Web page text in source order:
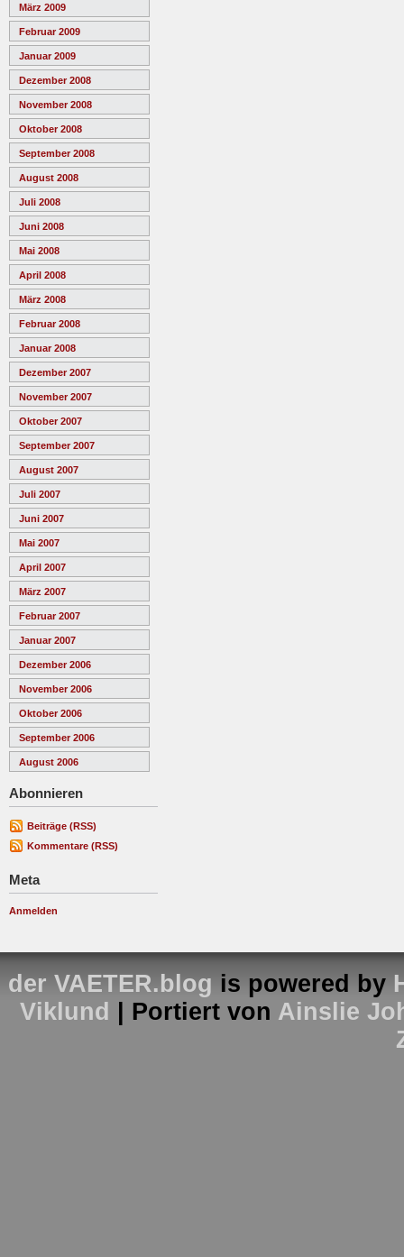
März 2009
Februar 2009
Januar 2009
Dezember 2008
November 2008
Oktober 2008
September 2008
August 2008
Juli 2008
Juni 2008
Mai 2008
April 2008
März 2008
Februar 2008
Januar 2008
Dezember 2007
November 2007
Oktober 2007
September 2007
August 2007
Juli 2007
Juni 2007
Mai 2007
April 2007
März 2007
Februar 2007
Januar 2007
Dezember 2006
November 2006
Oktober 2006
September 2006
August 2006
Abonnieren
Beiträge (RSS)
Kommentare (RSS)
Meta
Anmelden
der VAETER.blog is powered by
Viklund
| Portiert von Ainslie